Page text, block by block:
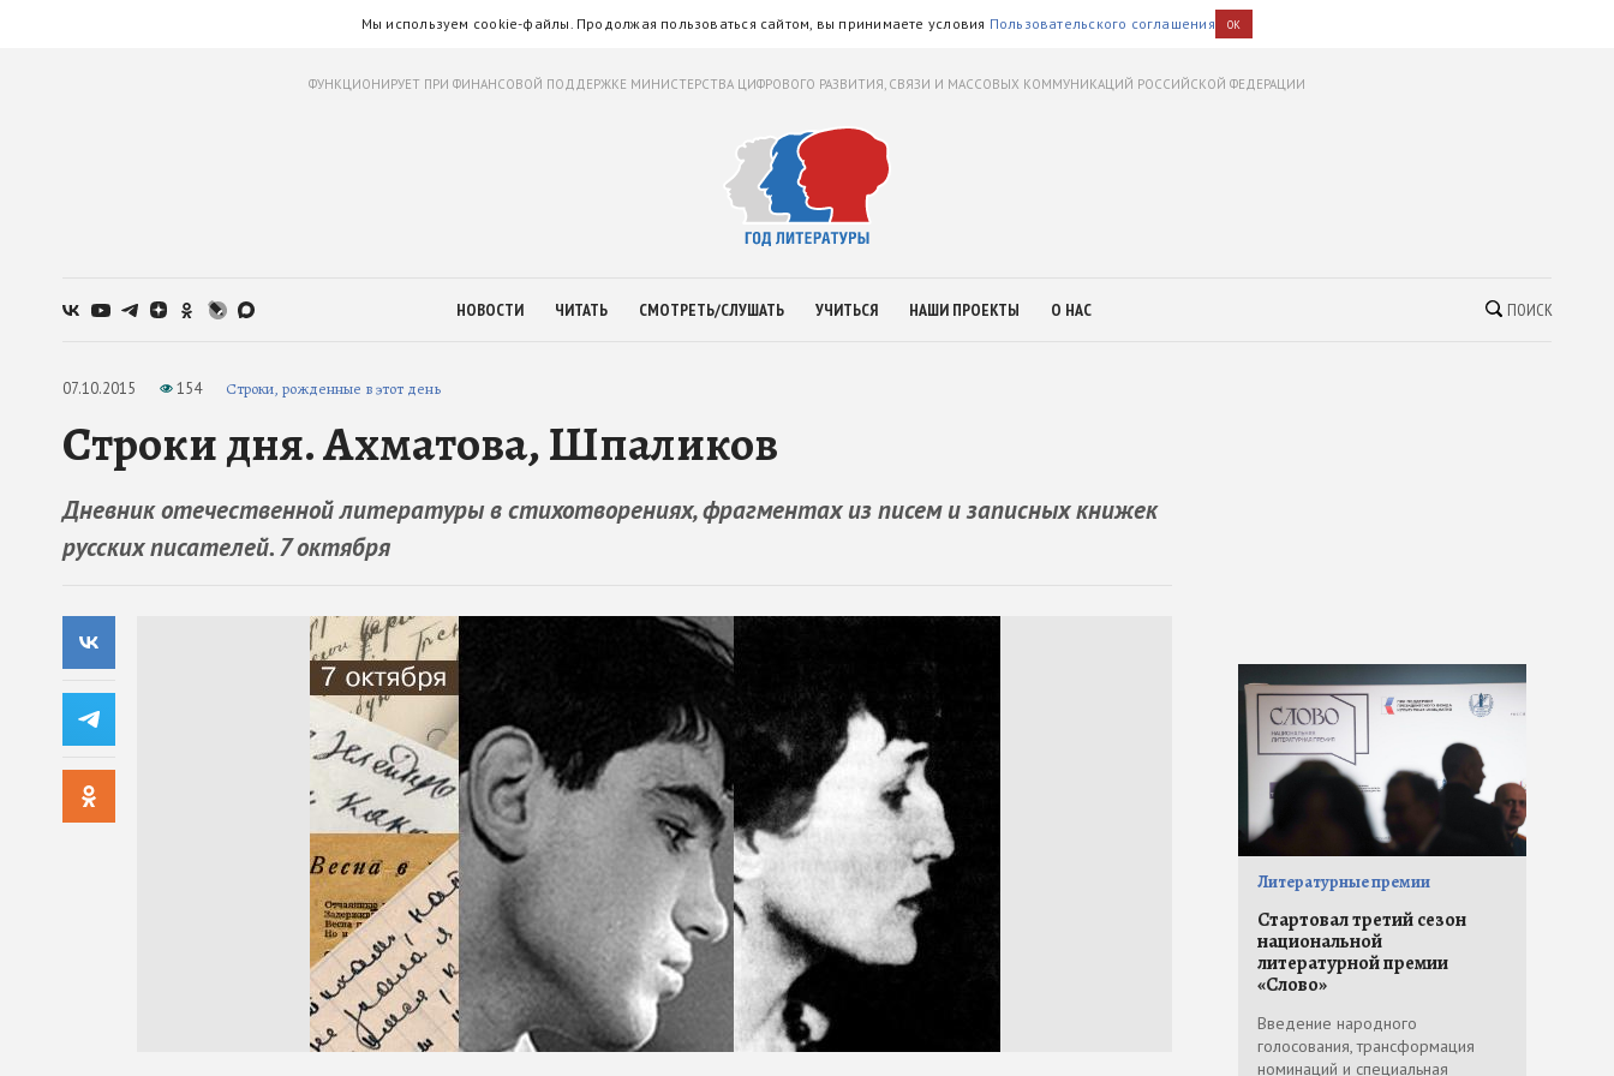
Мы используем cookie-файлы. Продолжая пользоваться сайтом, вы принимаете условия Пользовательского соглашения OK
ФУНКЦИОНИРУЕТ ПРИ ФИНАНСОВОЙ ПОДДЕРЖКЕ МИНИСТЕРСТВА ЦИФРОВОГО РАЗВИТИЯ, СВЯЗИ И МАССОВЫХ КОММУНИКАЦИЙ РОССИЙСКОЙ ФЕДЕРАЦИИ
НОВОСТИ ЧИТАТЬ СМОТРЕТЬ/СЛУШАТЬ УЧИТЬСЯ НАШИ ПРОЕКТЫ О НАС ПОИСК
07.10.2015 154 Строки, рожденные в этот день
Строки дня. Ахматова, Шпаликов
Дневник отечественной литературы в стихотворениях, фрагментах из писем и записных книжек
русских писателей. 7 октября
Литературные премии
Стартовал третий сезон
национальной
литературной премии
«Слово»
Введение народного
голосования, трансформация
номинаций и специальная